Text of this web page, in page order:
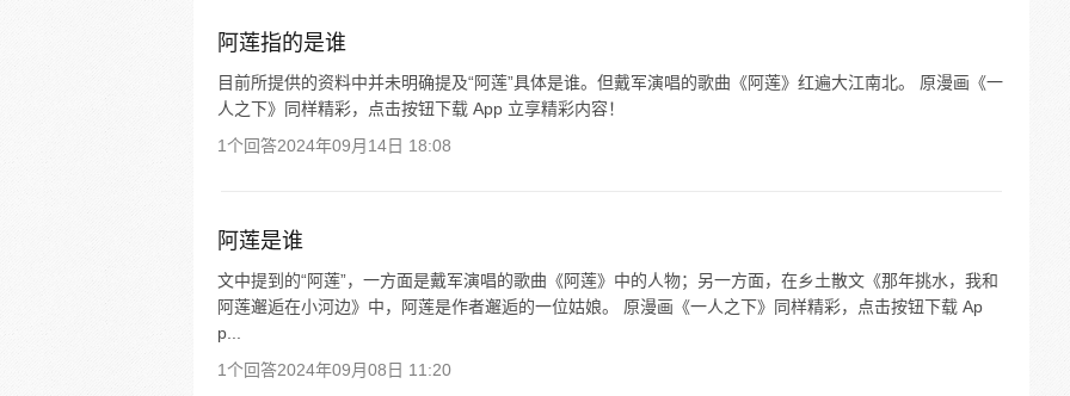
阿莲指的是谁
目前所提供的资料中并未明确提及“阿莲”具体是谁。但戴军演唱的歌曲《阿莲》红遍大江南北。 原漫画《一
人之下》同样精彩，点击按钮下载 App 立享精彩内容！
1个回答2024年09月14日 18:08
阿莲是谁
文中提到的“阿莲”，一方面是戴军演唱的歌曲《阿莲》中的人物；另一方面，在乡土散文《那年挑水，我和
阿莲邂逅在小河边》中，阿莲是作者邂逅的一位姑娘。 原漫画《一人之下》同样精彩，点击按钮下载 Ap
p...
1个回答2024年09月08日 11:20